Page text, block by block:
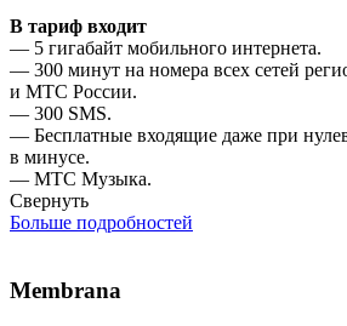
В тариф входит
— 5 гигабайт мобильного интернета.
— 300 минут на номера всех сетей
и МТС России.
— 300 SMS.
— Бесплатные входящие даже при
в минусе.
— МТС Музыка.
Свернуть
Больше подробностей
Membrana